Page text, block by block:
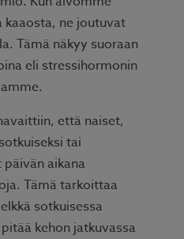
ne joutuvat
Tämä näkyy suoraan
eli stressihormonin
että naiset,
tai
aikana
Tämä tarkoittaa
sotkuisessa
kehon jatkuvassa